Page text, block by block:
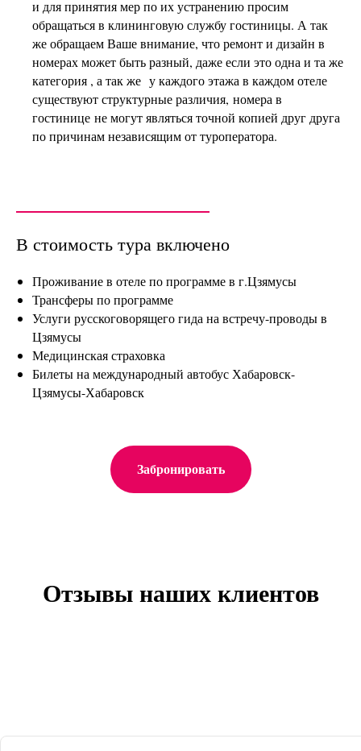
и для принятия мер по их устранению просим
обращаться в клининговую службу гостиницы. А так
же обращаем Ваше внимание, что ремонт и дизайн в
номерах может быть разный, даже если это одна и та же
категория , а так же у каждого этажа в каждом отеле
существуют структурные различия, номера в
гостинице не могут являться точной копией друг друга
по причинам независящим от туроператора.
В стоимость тура включено
Проживание в отеле по программе в г.Цзямусы
Трансферы по программе
Услуги русскоговорящего гида на встречу-проводы в
Цзямусы
Медицинская страховка
Билеты на международный автобус Хабаровск-
Цзямусы-Хабаровск
Забронировать
Отзывы наших клиентов